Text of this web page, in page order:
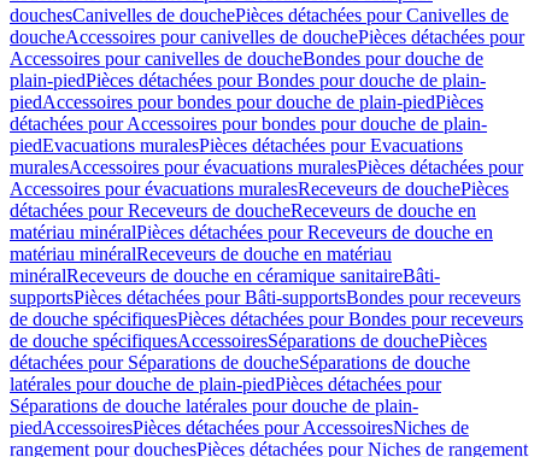
douchesCanivelles de douchePièces détachées pour Canivelles de
doucheAccessoires pour canivelles de douchePièces détachées pour
Accessoires pour canivelles de doucheBondes pour douche de
plain-piedPièces détachées pour Bondes pour douche de plain-
piedAccessoires pour bondes pour douche de plain-piedPièces
détachées pour Accessoires pour bondes pour douche de plain-
piedEvacuations muralesPièces détachées pour Evacuations
muralesAccessoires pour évacuations muralesPièces détachées pour
Accessoires pour évacuations muralesReceveurs de douchePièces
détachées pour Receveurs de doucheReceveurs de douche en
matériau minéralPièces détachées pour Receveurs de douche en
matériau minéralReceveurs de douche en matériau
minéralReceveurs de douche en céramique sanitaireBâti-
supportsPièces détachées pour Bâti-supportsBondes pour receveurs
de douche spécifiquesPièces détachées pour Bondes pour receveurs
de douche spécifiquesAccessoiresSéparations de douchePièces
détachées pour Séparations de doucheSéparations de douche
latérales pour douche de plain-piedPièces détachées pour
Séparations de douche latérales pour douche de plain-
piedAccessoiresPièces détachées pour AccessoiresNiches de
rangement pour douchesPièces détachées pour Niches de rangement